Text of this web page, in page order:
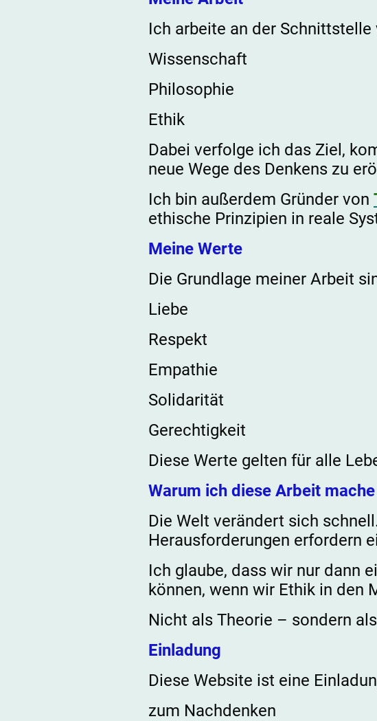
Ich arbeite an der Schnittstelle
Wissenschaft
Philosophie
Ethik
Dabei verfolge ich das Ziel,
neue Wege des Denkens zu
Ich bin außerdem Gründer von
ethische Prinzipien in reale
Meine Werte
Die Grundlage meiner Arbeit
Liebe
Respekt
Empathie
Solidarität
Gerechtigkeit
Diese Werte gelten für alle
Warum ich diese Arbeit mache
Die Welt verändert sich
Herausforderungen erfordern
Ich glaube, dass wir nur dann
können, wenn wir Ethik in den
Nicht als Theorie – sondern
Einladung
Diese Website ist eine
zum Nachdenken